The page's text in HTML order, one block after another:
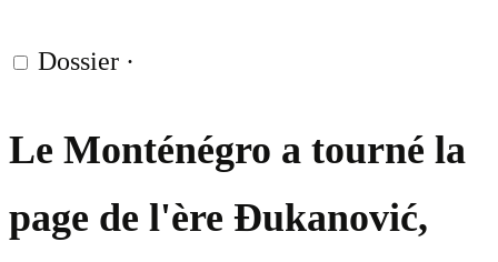
Dossier ·
Le Monténégro a tourné la
page de l'ère Đukanović,